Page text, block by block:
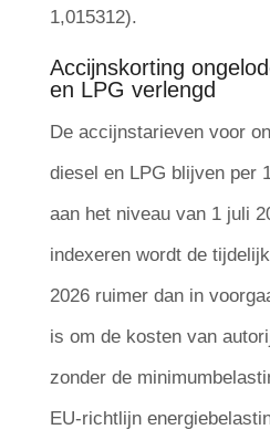
1,015312).
Accijnskorting
en LPG verlengd
De accijnstarieven voor
diesel en LPG blijven per
aan het niveau van 1 juli
indexeren wordt de
2026 ruimer dan in
is om de kosten van
zonder de
EU-richtlijn